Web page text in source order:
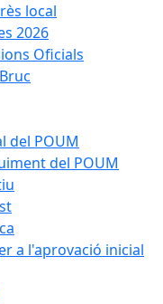
local
2026
Oficials
del POUM
del POUM
a l'aprovació inicial